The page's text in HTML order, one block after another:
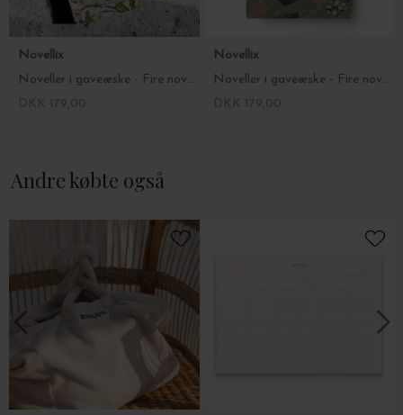
Novellix
Noveller i gaveæske - Fire noveller om Sommeren
Novellix
Noveller i gaveæske - Fire noveller om venskab
Andre købte også